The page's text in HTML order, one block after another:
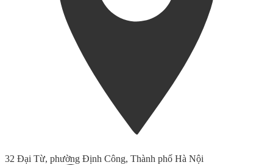
32 Đại Từ, phường Định Công, Thành phố Hà Nội